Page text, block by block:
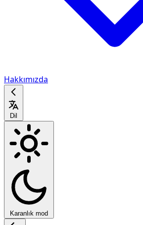
Hakkımızda
Dil
Karanlık mod